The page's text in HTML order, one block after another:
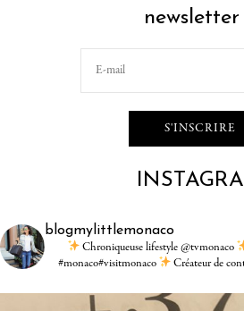
blogmylittlemonaco
Chroniqueuse lifestyle @tvmonaco
#monaco#visitmonaco
Créateur de